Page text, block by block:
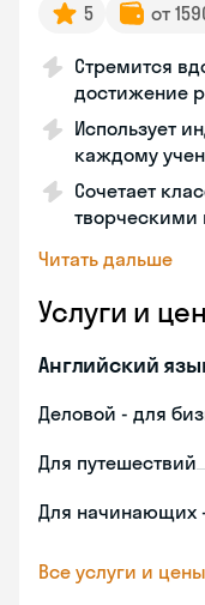
5 от
Стремится
достижение
Использует
каждому
Сочетает
Читать дальше
Услуги и
Английский
Деловой - для
Для путешествий
Для начинающих
Все услуги и